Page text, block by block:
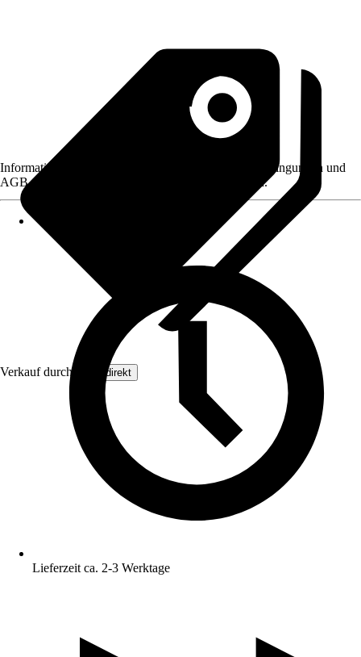
Verkauf durch: Floordirekt
Informationen des Verkäufers, wie z. B. Rückgabebedingungen und
AGB, finden Sie bei Klick auf den Verkäufernamen.
Lieferzeit ca. 2-3 Werktage